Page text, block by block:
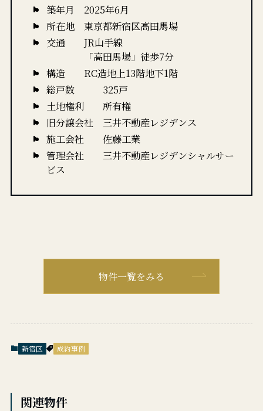
築年月 2025年6月
所在地 東京都新宿区高田馬場
交通 JR山手線
「高田馬場」徒歩7分
構造 RC造地上13階地下1階
総戸数 325戸
土地権利 所有権
旧分譲会社 三井不動産レジデンス
施工会社 佐藤工業
管理会社 三井不動産レジデンシャルサー
ビス
物件一覧をみる
新宿区 成約事例
関連物件